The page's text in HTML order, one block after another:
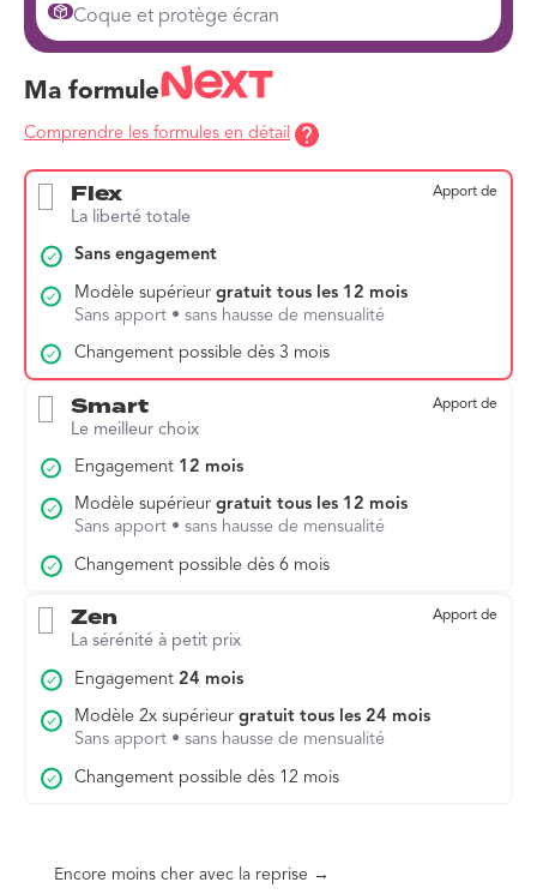
Coque et protège écran
Ma formule
Comprendre les formules en détail
Flex
La liberté totale
Apport de
Sans engagement
Modèle supérieur gratuit tous les 12 mois
Sans apport • sans hausse de mensualité
Changement possible dès 3 mois
Smart
Le meilleur choix
Apport de
Engagement 12 mois
Modèle supérieur gratuit tous les 12 mois
Sans apport • sans hausse de mensualité
Changement possible dès 6 mois
Zen
La sérénité à petit prix
Apport de
Engagement 24 mois
Modèle 2x supérieur gratuit tous les 24 mois
Sans apport • sans hausse de mensualité
Changement possible dès 12 mois
Encore moins cher avec la reprise →